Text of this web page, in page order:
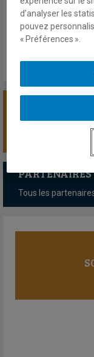
En savoir plus
SOUTENIR LA
Tous les
d’analyser les
pouvez
« Préférences ».